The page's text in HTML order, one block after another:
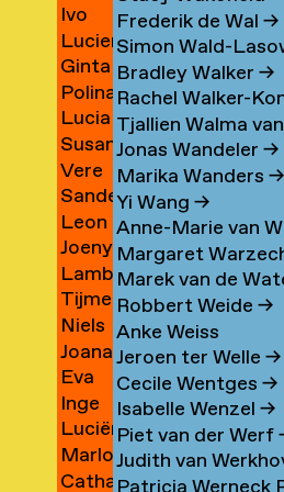
Duyvenbode
van
van
Leeuwen
→
Ivo
van
van
Stiphout
→
Lucien
van
Valen
→
Ginta
Tinte
Vasermane
→
Polina
Vasilyeva
→
Lucia
Vázquez
Vives
→
Susan
van
Veen
→
Vere
van
der
Veen
→
Sander
Veenhof
→
Leon
Veer
→
Joeny
Veldhuijzen
van
Zanten
→
Lambertine
van
Veldhuizen
→
Tijme
Veldt
→
Niels
Veldt
→
Joana
Velu
→
Eva
van
Velzen
Inge
van
der
Ven
Luciënne
Venner
→
Marlous
Verburgt
Catharina
Frederik de Wal→
Simon Wald-
Bradley Walker→
Rachel Walker-
Tjallien Walma
Jonas Wandeler→
Marika Wanders→
Yi Wang→
Anne-Marie van
Margaret
Marek van de
Robbert Weide→
Anke Weiss
Jeroen ter Welle→
Cecile Wentges→
Isabelle Wenzel→
Piet van der Werf
Judith van